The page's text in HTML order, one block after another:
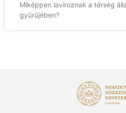
Miképpen lavíroznak a térség
gyűrűjében?